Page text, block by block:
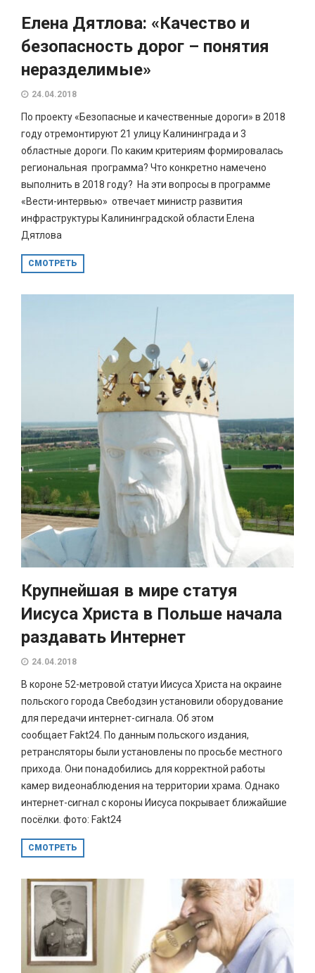
Елена Дятлова: «Качество и
безопасность дорог – понятия
неразделимые»
24.04.2018
По проекту «Безопасные и качественные дороги» в 2018
году отремонтируют 21 улицу Калининграда и 3
областные дороги. По каким критериям формировалась
региональная программа? Что конкретно намечено
выполнить в 2018 году? На эти вопросы в программе
«Вести-интервью» отвечает министр развития
инфраструктуры Калининградской области Елена
Дятлова
СМОТРЕТЬ
Крупнейшая в мире статуя
Иисуса Христа в Польше начала
раздавать Интернет
24.04.2018
В короне 52-метровой статуи Иисуса Христа на окраине
польского города Свебодзин установили оборудование
для передачи интернет-сигнала. Об этом
сообщает Fakt24. По данным польского издания,
ретрансляторы были установлены по просьбе местного
прихода. Они понадобились для корректной работы
камер видеонаблюдения на территории храма. Однако
интернет-сигнал с короны Иисуса покрывает ближайшие
посёлки. фото: Fakt24
СМОТРЕТЬ